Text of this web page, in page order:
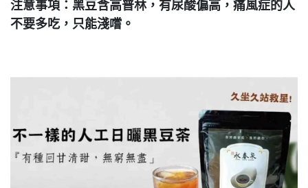
注意事項：黑豆含高普林，有尿酸偏高，痛風症的人
不要多吃，只能淺嚐。